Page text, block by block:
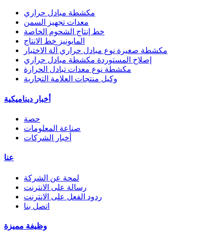
مكشطة مبادل حراري
معدات تجهيز السمن
خط إنتاج الشحوم الخاصة
المايونيز خط الانتاج
مكشطة صغيرة نوع مبادل حراري آلة الاختبار
إصلاح المستوردة مكشطة مبادل حراري
مكشطة نوع معدات تبادل الحرارة
وكيل منتجات العلامة التجارية
أخبار ديناميكية
حصة
صناعة المعلومات
أخبار الشركات
عنا
لمحة عن الشركة
رسالة على الانترنت
ردود الفعل على الانترنت
اتصل بنا
وظيفة مميزة